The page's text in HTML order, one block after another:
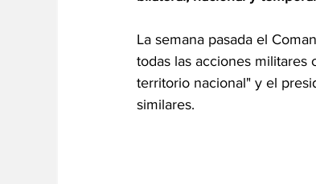
La semana pasada el
todas las acciones militares
territorio nacional" y el
similares.